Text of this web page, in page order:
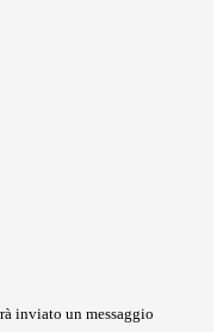
inviato un messaggio